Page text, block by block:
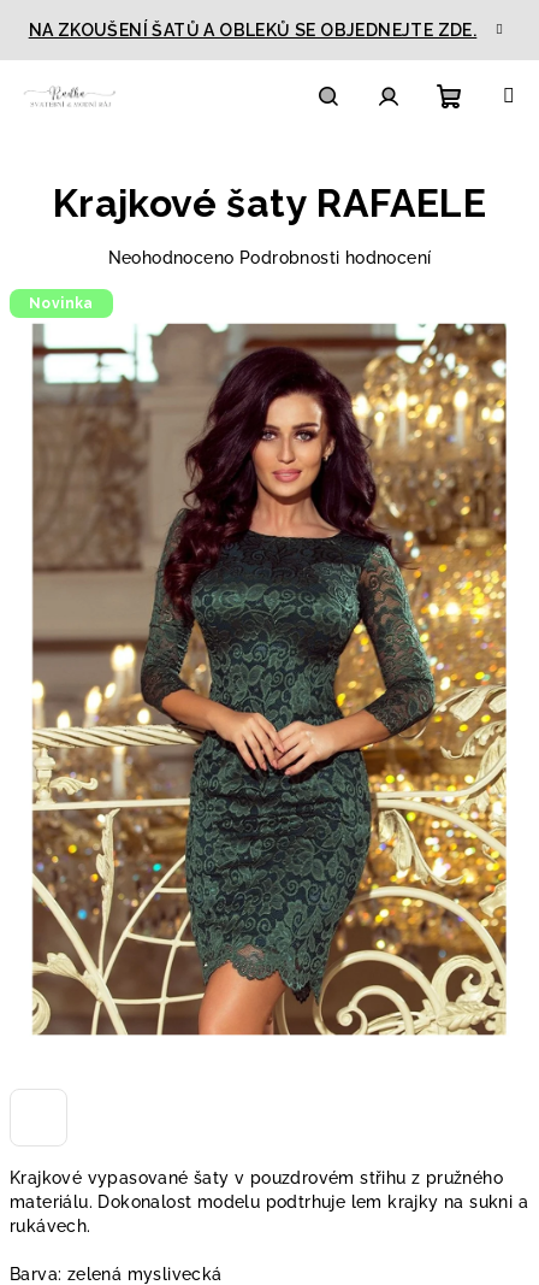
obsah
NA ZKOUŠENÍ ŠATŮ A OBLEKŮ SE OBJEDNEJTE ZDE.
košík
Krajkové vypasované šaty v pouzdrovém střihu z pružného
materiálu. Dokonalost modelu podtrhuje lem krajky na sukni a
rukávech.
Barva: zelená myslivecká
Krajkové šaty RAFAELE
Průměrné
0,0
z
hvězdiček.
Neohodnoceno Podrobnosti hodnocení
Novinka